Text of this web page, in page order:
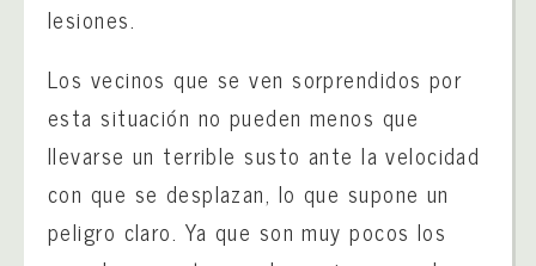
lesiones.
Los vecinos que se ven sorprendidos por
esta situación no pueden menos que
llevarse un terrible susto ante la velocidad
con que se desplazan, lo que supone un
peligro claro. Ya que son muy pocos los